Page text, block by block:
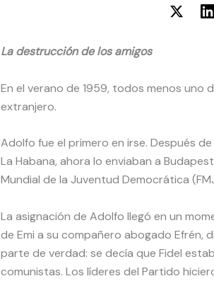
La destrucción de los amigos
En el verano de 1959, todos menos uno
extranjero.
Adolfo fue el primero en irse. Después
La Habana, ahora lo enviaban a
Mundial de la Juventud Democrática
La asignación de Adolfo llegó en un
de Emi a su compañero abogado Efrén,
parte de verdad: se decía que Fidel
comunistas. Los líderes del Partido